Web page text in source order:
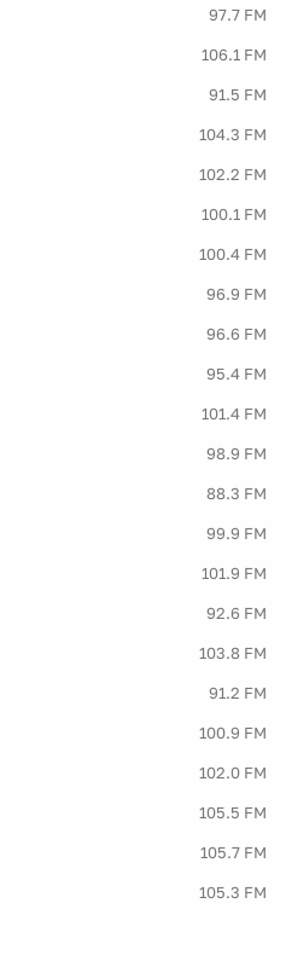
97.7 FM
106.1 FM
91.5 FM
104.3 FM
102.2 FM
100.1 FM
100.4 FM
96.9 FM
96.6 FM
95.4 FM
101.4 FM
98.9 FM
88.3 FM
99.9 FM
101.9 FM
92.6 FM
103.8 FM
91.2 FM
100.9 FM
102.0 FM
105.5 FM
105.7 FM
105.3 FM